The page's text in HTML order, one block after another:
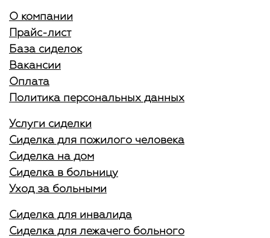
О компании
Прайс-лист
База сиделок
Вакансии
Оплата
Политика персональных данных
Услуги сиделки
Сиделка для пожилого человека
Сиделка на дом
Сиделка в больницу
Уход за больными
Сиделка для инвалида
Сиделка для лежачего больного